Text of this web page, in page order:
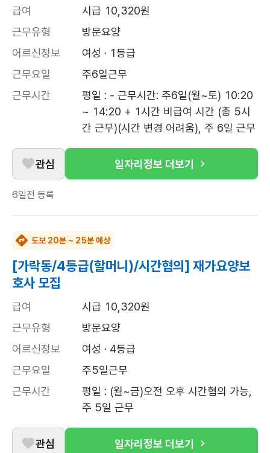
급여
시급 10,320원
근무유형
방문요양
어르신정보
여성 · 1등급
근무요일
주6일근무
근무시간
평일 : - 근무시간: 주6일(월~토) 10:20
~ 14:20 + 1시간 비급여 시간 (총 5시
간 근무)(시간 변경 어려움), 주 6일 근무
관심 일자리정보 더보기
6일전 등록
도보 20분 ~ 25분 예상
[가락동/4등급(할머니)/시간협의] 재가요양보
호사 모집
급여
시급 10,320원
근무유형
방문요양
어르신정보
여성 · 4등급
근무요일
주5일근무
근무시간
평일 : (월~금)오전 오후 시간협의 가능,
주 5일 근무
관심 일자리정보 더보기